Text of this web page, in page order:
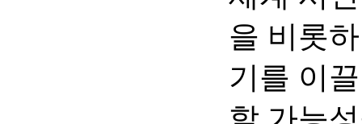
을 비롯
기를 이